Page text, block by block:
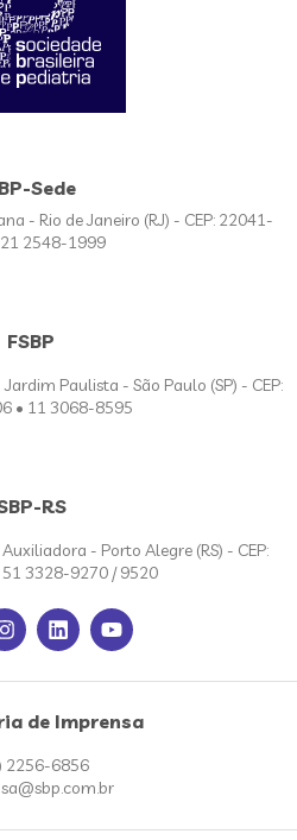
Sede
- Rio de Janeiro (RJ) - CEP: 22041-
2548-1999
FSBP
Paulista - São Paulo (SP) - CEP:
• 11 3068-8595
RS
- Porto Alegre (RS) - CEP:
3328-9270 / 9520
de Imprensa
2256-6856